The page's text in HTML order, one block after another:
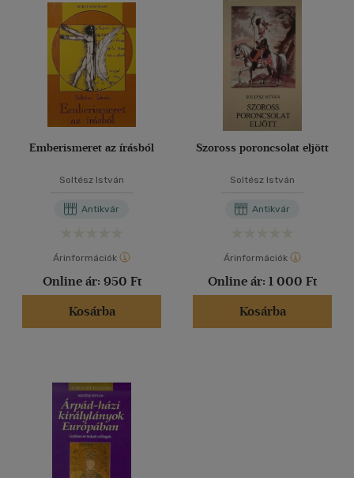
Emberismeret az írásból
Soltész István
Antikvár
Árinformációk
Online ár: 950 Ft
Kosárba
Szoross poroncsolat eljött
Soltész István
Antikvár
Árinformációk
Online ár: 1 000 Ft
Kosárba